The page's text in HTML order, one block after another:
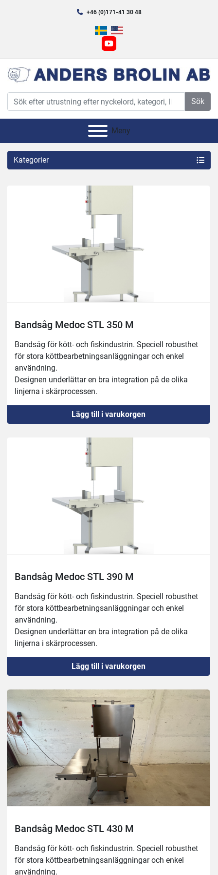
+46 (0)171-41 30 48
youtube
Sök
Meny
Kategorier
Bandsåg Medoc STL 350 M
Bandsåg för kött- och fiskindustrin. Speciell robusthet
för stora köttbearbetningsanläggningar och enkel
användning.
Designen underlättar en bra integration på de olika
linjerna i skärprocessen.
Robust 18/10 rostfri konstruktion.
Rostfria remskivor med dubbel klaff.
Automatisk process för spänningskontroll.
Säkerhetsanordning för att stoppa klingan på 4
På-av-brytare med nödstoppsknapp, IP65.
Tillverkning av blad på höger och vänster sida.
Enkel rengöring med vattentryck.
En kroppskonstruktion i ett stycke för att underlätta
Löstagbara rengöringsmedel för enkel rengöring, utan
användning av verktyg.
Yttermått: 860x810mm, höjd 1730mm
Såghöjd: 350mm
Arbetsyta: 653×775 mm
Lägg till i varukorgen
Bandsåg Medoc STL 390 M
Bandsåg för kött- och fiskindustrin. Speciell robusthet
för stora köttbearbetningsanläggningar och enkel
användning.
Designen underlättar en bra integration på de olika
linjerna i skärprocessen.
Robust 18/10 rostfri konstruktion.
Rostfria remskivor med dubbel klaff.
Automatisk process för spänningskontroll.
Säkerhetsanordning för att stoppa klingan på 4
sekunder.
På-av-brytare med nödstoppsknapp, IP65.
Säkerhetsanordning vid öppning av dörr.
Inget spänningsutlösningssystem.
Tillverkning av blad på höger och vänster sida.
Enkel rengöring med vattentryck.
En kroppskonstruktion i ett stycke för att underlätta
bättre rengöring på en enhetlig plattform.
Löstagbara rengöringsmedel för enkel rengöring, utan
användning av verktyg.
Yttermått: 1025x870mm, höjd 1840mm
Såghöjd: 400mm
Arbetsyta: 787x830 mm
Lägg till i varukorgen
Bandsåg Medoc STL 430 M
Bandsåg för kött- och fiskindustrin. Speciell robusthet
för stora köttbearbetningsanläggningar och enkel
användning.